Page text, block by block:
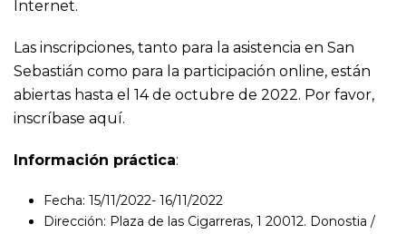
Internet.
Las inscripciones, tanto para la asistencia en San
Sebastián como para la participación online, están
abiertas hasta el 14 de octubre de 2022. Por favor,
inscríbase aquí.
Información práctica:
Fecha: 15/11/2022- 16/11/2022
Dirección: Plaza de las Cigarreras, 1 20012. Donostia /